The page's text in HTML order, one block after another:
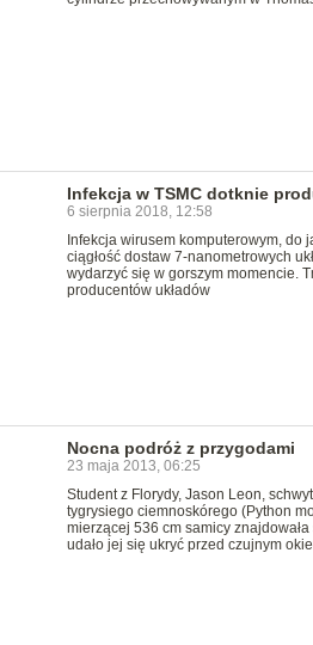
Infekcja w TSMC dotknie
6 sierpnia 2018, 12:58
Infekcja wirusem komputerowym, do
ciągłość dostaw 7-nanometrowych
wydarzyć się w gorszym momencie.
producentów układów
Nocna podróż z przygodami
23 maja 2013, 06:25
Student z Florydy, Jason Leon,
tygrysiego ciemnoskórego (Python
mierzącej 536 cm samicy
udało jej się ukryć przed czujnym